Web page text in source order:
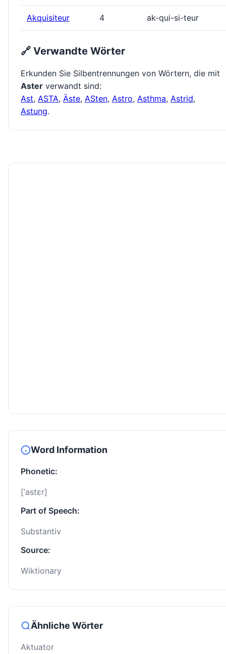
Akquisiteur 4 ak-qui-si-teur
🔗 Verwandte Wörter
Erkunden Sie Silbentrennungen von Wörtern, die mit
Aster verwandt sind:
Ast, ASTA, Äste, ASten, Astro, Asthma, Astrid,
Astung.
Word Information
Phonetic:
[ˈastɛr]
Part of Speech:
Substantiv
Source:
Wiktionary
Ähnliche Wörter
Aktuator